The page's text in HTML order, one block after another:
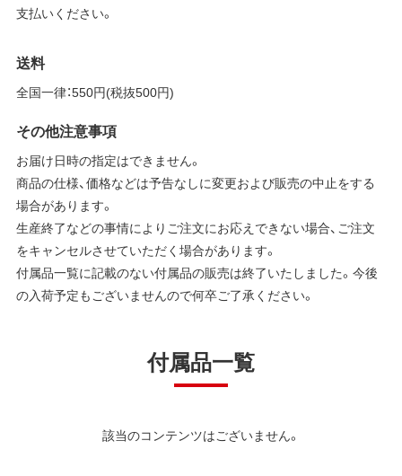
支払いください。
送料
全国一律：550円(税抜500円)
その他注意事項
お届け日時の指定はできません。
商品の仕様、価格などは予告なしに変更および販売の中止をする
場合があります。
生産終了などの事情によりご注文にお応えできない場合、ご注文
をキャンセルさせていただく場合があります。
付属品一覧に記載のない付属品の販売は終了いたしました。今後
の入荷予定もございませんので何卒ご了承ください。
付属品一覧
該当のコンテンツはございません。